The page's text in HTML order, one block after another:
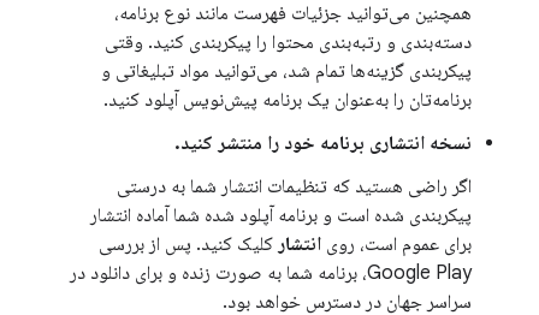
همچنین می‌توانید جزئیات فهرست مانند نوع برنامه،
دسته‌بندی و رتبه‌بندی محتوا را پیکربندی کنید. وقتی
پیکربندی گزینه‌ها تمام شد، می‌توانید مواد تبلیغاتی و
برنامه‌تان را به‌عنوان یک برنامه پیش‌نویس آپلود کنید.
نسخه انتشاری برنامه خود را منتشر کنید.
اگر راضی هستید که تنظیمات انتشار شما به درستی
پیکربندی شده است و برنامه آپلود شده شما آماده انتشار
برای عموم است، روی انتشار کلیک کنید. پس از بررسی
Google Play، برنامه شما به صورت زنده و برای دانلود در
سراسر جهان در دسترس خواهد بود.